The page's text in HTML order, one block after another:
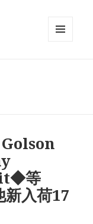
等
入荷17